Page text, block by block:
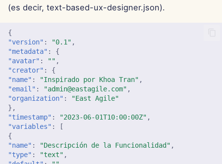
27 de diciembre de 2024
20 de diciembre de 2024
13 de diciembre de 2024
6 de diciembre de 2024
29 de noviembre de 2024
22 de noviembre de 2024
15 de noviembre de 2024
(es decir, text-based-ux-designer.json).
{
"version" : "0.1" ,
"metadata" :
{
"avatar" : "" ,
"creator" :
{
"name" : "Inspirado por Khoa Tran" ,
"email" : "admin@eastagile.com" ,
"organization" :
"East Agile"
},
"timestamp" : "2023-06-01T10:00:00Z" ,
"variables" :
[
{
"name" : "Descripción de la Funcionalidad" ,
"type" : "text" ,